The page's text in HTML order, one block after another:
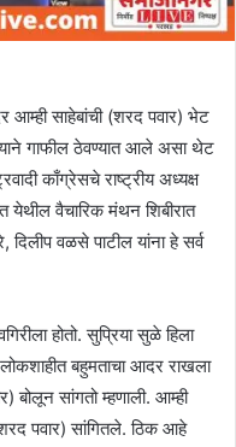
आम्ही साहेबांची (शरद पवार) भेट
गाफील ठेवण्यात आले असा थेट
काँग्रेसचे राष्ट्रीय अध्यक्ष
येथील वैचारिक मंथन शिबीरात
वळसे पाटील यांना हे सर्व
होतो. सुप्रिया सुळे हिला
बहुमताचा आदर राखला
बोलून सांगतो म्हणाली. आम्ही
(शरद पवार) सांगितले. ठिक आहे